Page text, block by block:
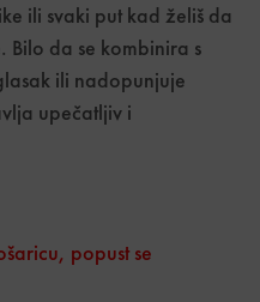
ili svaki put kad želiš da
Bilo da se kombinira s
ili nadopunjuje
upečatljiv i
popust se